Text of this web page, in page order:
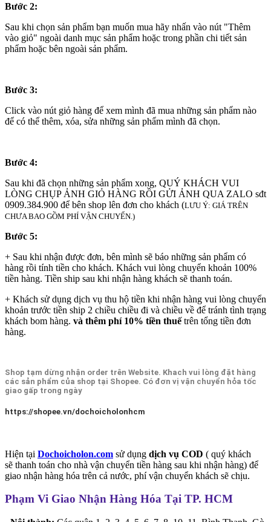
Bước 2:
Sau khi chọn sản phẩm bạn muốn mua hãy nhấn vào nút "Thêm
vào giỏ" ngoài danh mục sản phẩm hoặc trong phần chi tiết sản
phẩm hoặc bên ngoài sản phẩm.
Bước 3:
Click vào nút giỏ hàng để xem mình đã mua những sản phẩm nào
để có thể thêm, xóa, sửa những sản phẩm mình đã chọn.
Bước 4:
Sau khi đã chọn những sản phẩm xong, QUÝ KHÁCH VUI
LÒNG CHỤP ẢNH GIỎ HÀNG RỒI GỬI ẢNH QUA ZALO sđt
0909.384.900 để bên shop lên đơn cho khách (LƯU Ý: GIÁ TRÊN
CHƯA BAO GỒM PHÍ VẬN CHUYỂN.)
Bước 5:
+ Sau khi nhận được đơn, bên mình sẽ báo những sản phẩm có
hàng rồi tính tiền cho khách. Khách vui lòng chuyển khoản 100%
tiền hàng. Tiền ship sau khi nhận hàng khách sẽ thanh toán.
+ Khách sử dụng dịch vụ thu hộ tiền khi nhận hàng vui lòng chuyển
khoản trước tiền ship 2 chiều chiều đi và chiều về để tránh tình trạng
khách bom hàng. và thêm phí 10% tiền thuếtrên tổng tiền đơn
hàng.
Shop tạm dừng nhận order trên Website. Khach vui lòng đặt hàng
các sản phẩm của shop tại Shopee. Có đơn vị vận chuyển hỏa tốc
giao gấp trong ngày
https://shopee.vn/dochoicholonhcm
Hiện tại Dochoicholon.com sử dụng dịch vụ COD ( quý khách
sẽ thanh toán cho nhà vận chuyển tiền hàng sau khi nhận hàng) để
giao nhận hàng hóa trên cả nước, phí vận chuyển khách sẽ chịu.
Phạm Vi Giao Nhận Hàng Hóa Tại TP. HCM